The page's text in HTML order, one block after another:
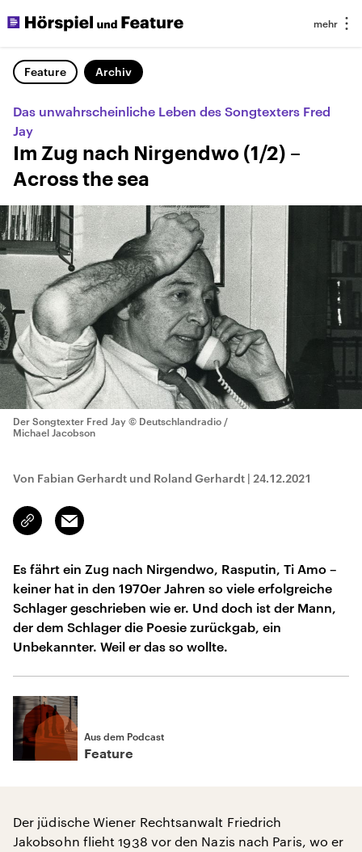
Feature Archiv
Das unwahrscheinliche Leben des Songtexters Fred
Jay
Im Zug nach Nirgendwo (1/2) –
Across the sea
Der Songtexter Fred Jay © Deutschlandradio /
Michael Jacobson
Von Fabian Gerhardt und Roland Gerhardt | 24.12.2021
Link
kopieren/teilen
Email
Es fährt ein Zug nach Nirgendwo, Rasputin, Ti Amo –
keiner hat in den 1970er Jahren so viele erfolgreiche
Schlager geschrieben wie er. Und doch ist der Mann,
der dem Schlager die Poesie zurückgab, ein
Unbekannter. Weil er das so wollte.
Aus dem Podcast
Feature
Der jüdische Wiener Rechtsanwalt Friedrich
Jakobsohn flieht 1938 vor den Nazis nach Paris, wo er